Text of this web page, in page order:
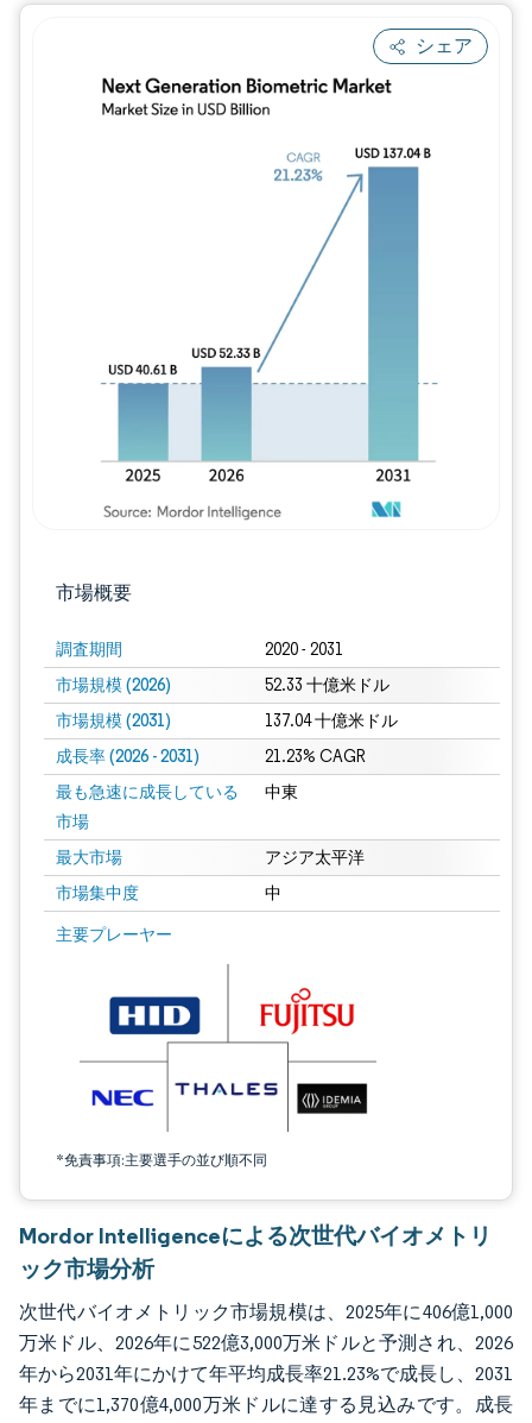
シェア
市場概要
調査期間 2020 - 2031
市場規模 (2026) 52.33 十億米ドル
市場規模 (2031) 137.04 十億米ドル
成長率 (2026 - 2031) 21.23% CAGR
最も急速に成長している
市場
中東
最大市場 アジア太平洋
市場集中度 中
主要プレーヤー
*免責事項:主要選手の並び順不同
画像 © Mordor Intelligence。再利用にはCC BY 4.0の表示が必要です。
画像 © Mordor Intelligence。再利用には
Mordor Intelligenceによる次世代バイオメトリ
ック市場分析
次世代バイオメトリック市場規模は、2025年に406億1,000
万米ドル、2026年に522億3,000万米ドルと予測され、2026
年から2031年にかけて年平均成長率21.23%で成長し、2031
年までに1,370億4,000万米ドルに達する見込みです。成長